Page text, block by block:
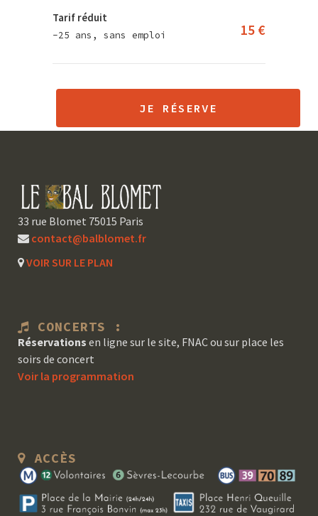
Tarif réduit
-25 ans, sans emploi 15 €
JE RÉSERVE
33 rue Blomet 75015 Paris
contact@balblomet.fr
VOIR SUR LE PLAN
CONCERTS :
Réservations en ligne sur le site, FNAC ou sur place les
soirs de concert
Voir la programmation
ACCÈS